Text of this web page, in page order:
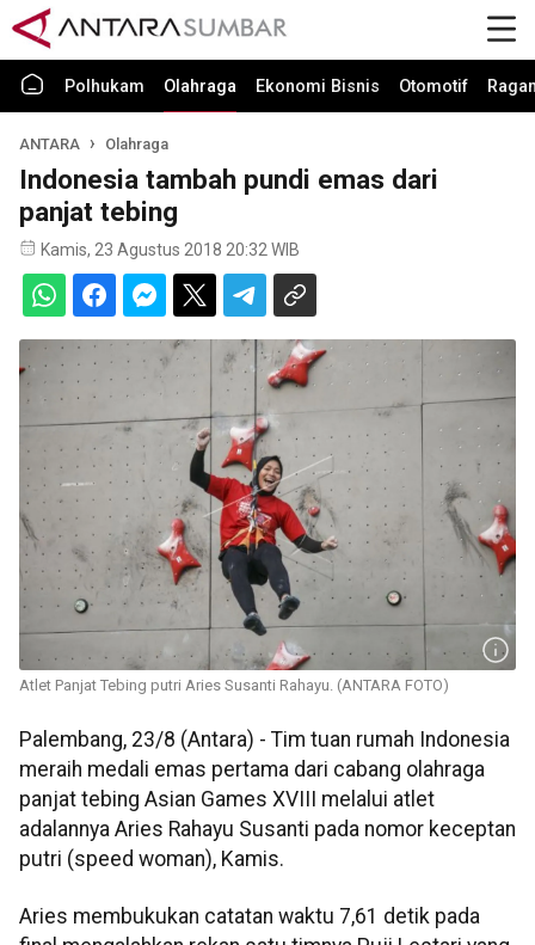
Polhukam Olahraga Ekonomi Bisnis Otomotif
ANTARA Olahraga
Indonesia tambah pundi emas dari
panjat tebing
Kamis, 23 Agustus 2018 20:32 WIB
Atlet Panjat Tebing putri Aries Susanti Rahayu. (ANTARA FOTO)
Palembang, 23/8 (Antara) - Tim tuan rumah Indonesia
meraih medali emas pertama dari cabang olahraga
panjat tebing Asian Games XVIII melalui atlet
adalannya Aries Rahayu Susanti pada nomor keceptan
putri (speed woman), Kamis.
Aries membukukan catatan waktu 7,61 detik pada